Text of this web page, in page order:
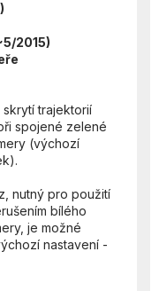
2015)
trajektorií
spojené zelené
(výchozí
nutný pro použití
bílého
je možné
nastavení -